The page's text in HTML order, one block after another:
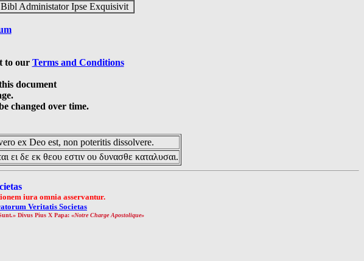
Administator Ipse Exquisivit
to our Terms and Conditions
document
changed over time.
ex Deo est, non poteritis dissolvere.
ει δε εκ θεου εστιν ου δυνασθε καταλυσαι.
iura omnia asservantur.
Veritatis Societas
Divus Pius X Papa: «Notre Charge Apostolique»